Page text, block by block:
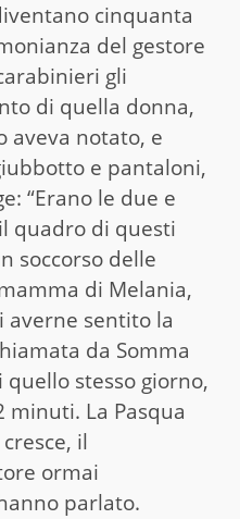
cinquanta
del gestore
gli
di quella donna,
aveva notato, e
e pantaloni,
“Erano le due e
quadro di questi
soccorso delle
di Melania,
averne sentito la
da Somma
quello stesso giorno,
minuti. La Pasqua
il
ormai
parlato.